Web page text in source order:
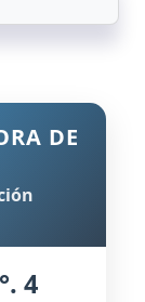
DE
4